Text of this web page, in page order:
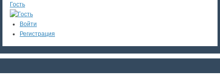
Гость
Войти
Регистрация